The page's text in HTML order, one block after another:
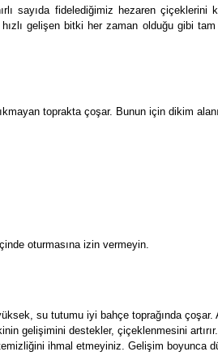
sayıda fidelediğimiz hezaren çiçeklerini
gelişen bitki her zaman olduğu gibi
toprakta çoşar. Bunun için dikim
oturmasına izin vermeyin.
su tutumu iyi bahçe toprağında çoşar.
gelişimini destekler, çiçeklenmesini
ihmal etmeyiniz. Gelişim boyunca